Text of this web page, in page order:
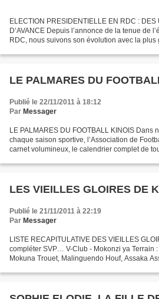
ELECTION PRESIDENTIELLE EN RDC :
D’AVANCE Depuis l’annonce de la tenue de
RDC, nous suivons son évolution avec la
LE PALMARES DU
Publié le 22/11/2011 à 18:12
Par Messager
LE PALMARES DU FOOTBALL KINOIS Dans
chaque saison sportive, l’Association de
carnet volumineux, le calendrier complet de
LES VIEILLES GLOIRES DE
Publié le 21/11/2011 à 22:19
Par Messager
LISTE RECAPITULATIVE DES VIEILLES
compléter SVP… V-Club - Mokonzi ya Terrain
Mokuna Trouet, Malinguendo Houf, Assaka